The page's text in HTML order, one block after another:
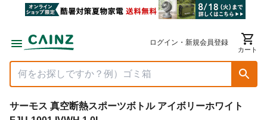
ログイン・新規会員登録
カート
サーモス 真空断熱スポーツボトル アイボリーホワイト